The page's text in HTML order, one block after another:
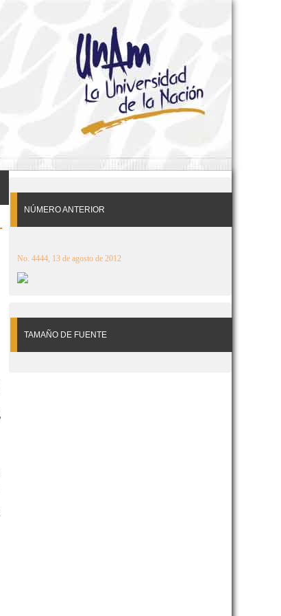
NÚMERO ANTERIOR
No. 4444, 13 de agosto de 2012
TAMAÑO DE FUENTE